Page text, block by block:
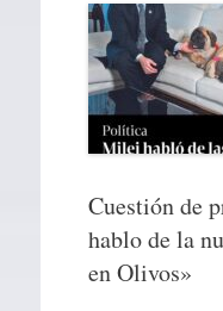
Cuestión de
hablo de la
en Olivos»